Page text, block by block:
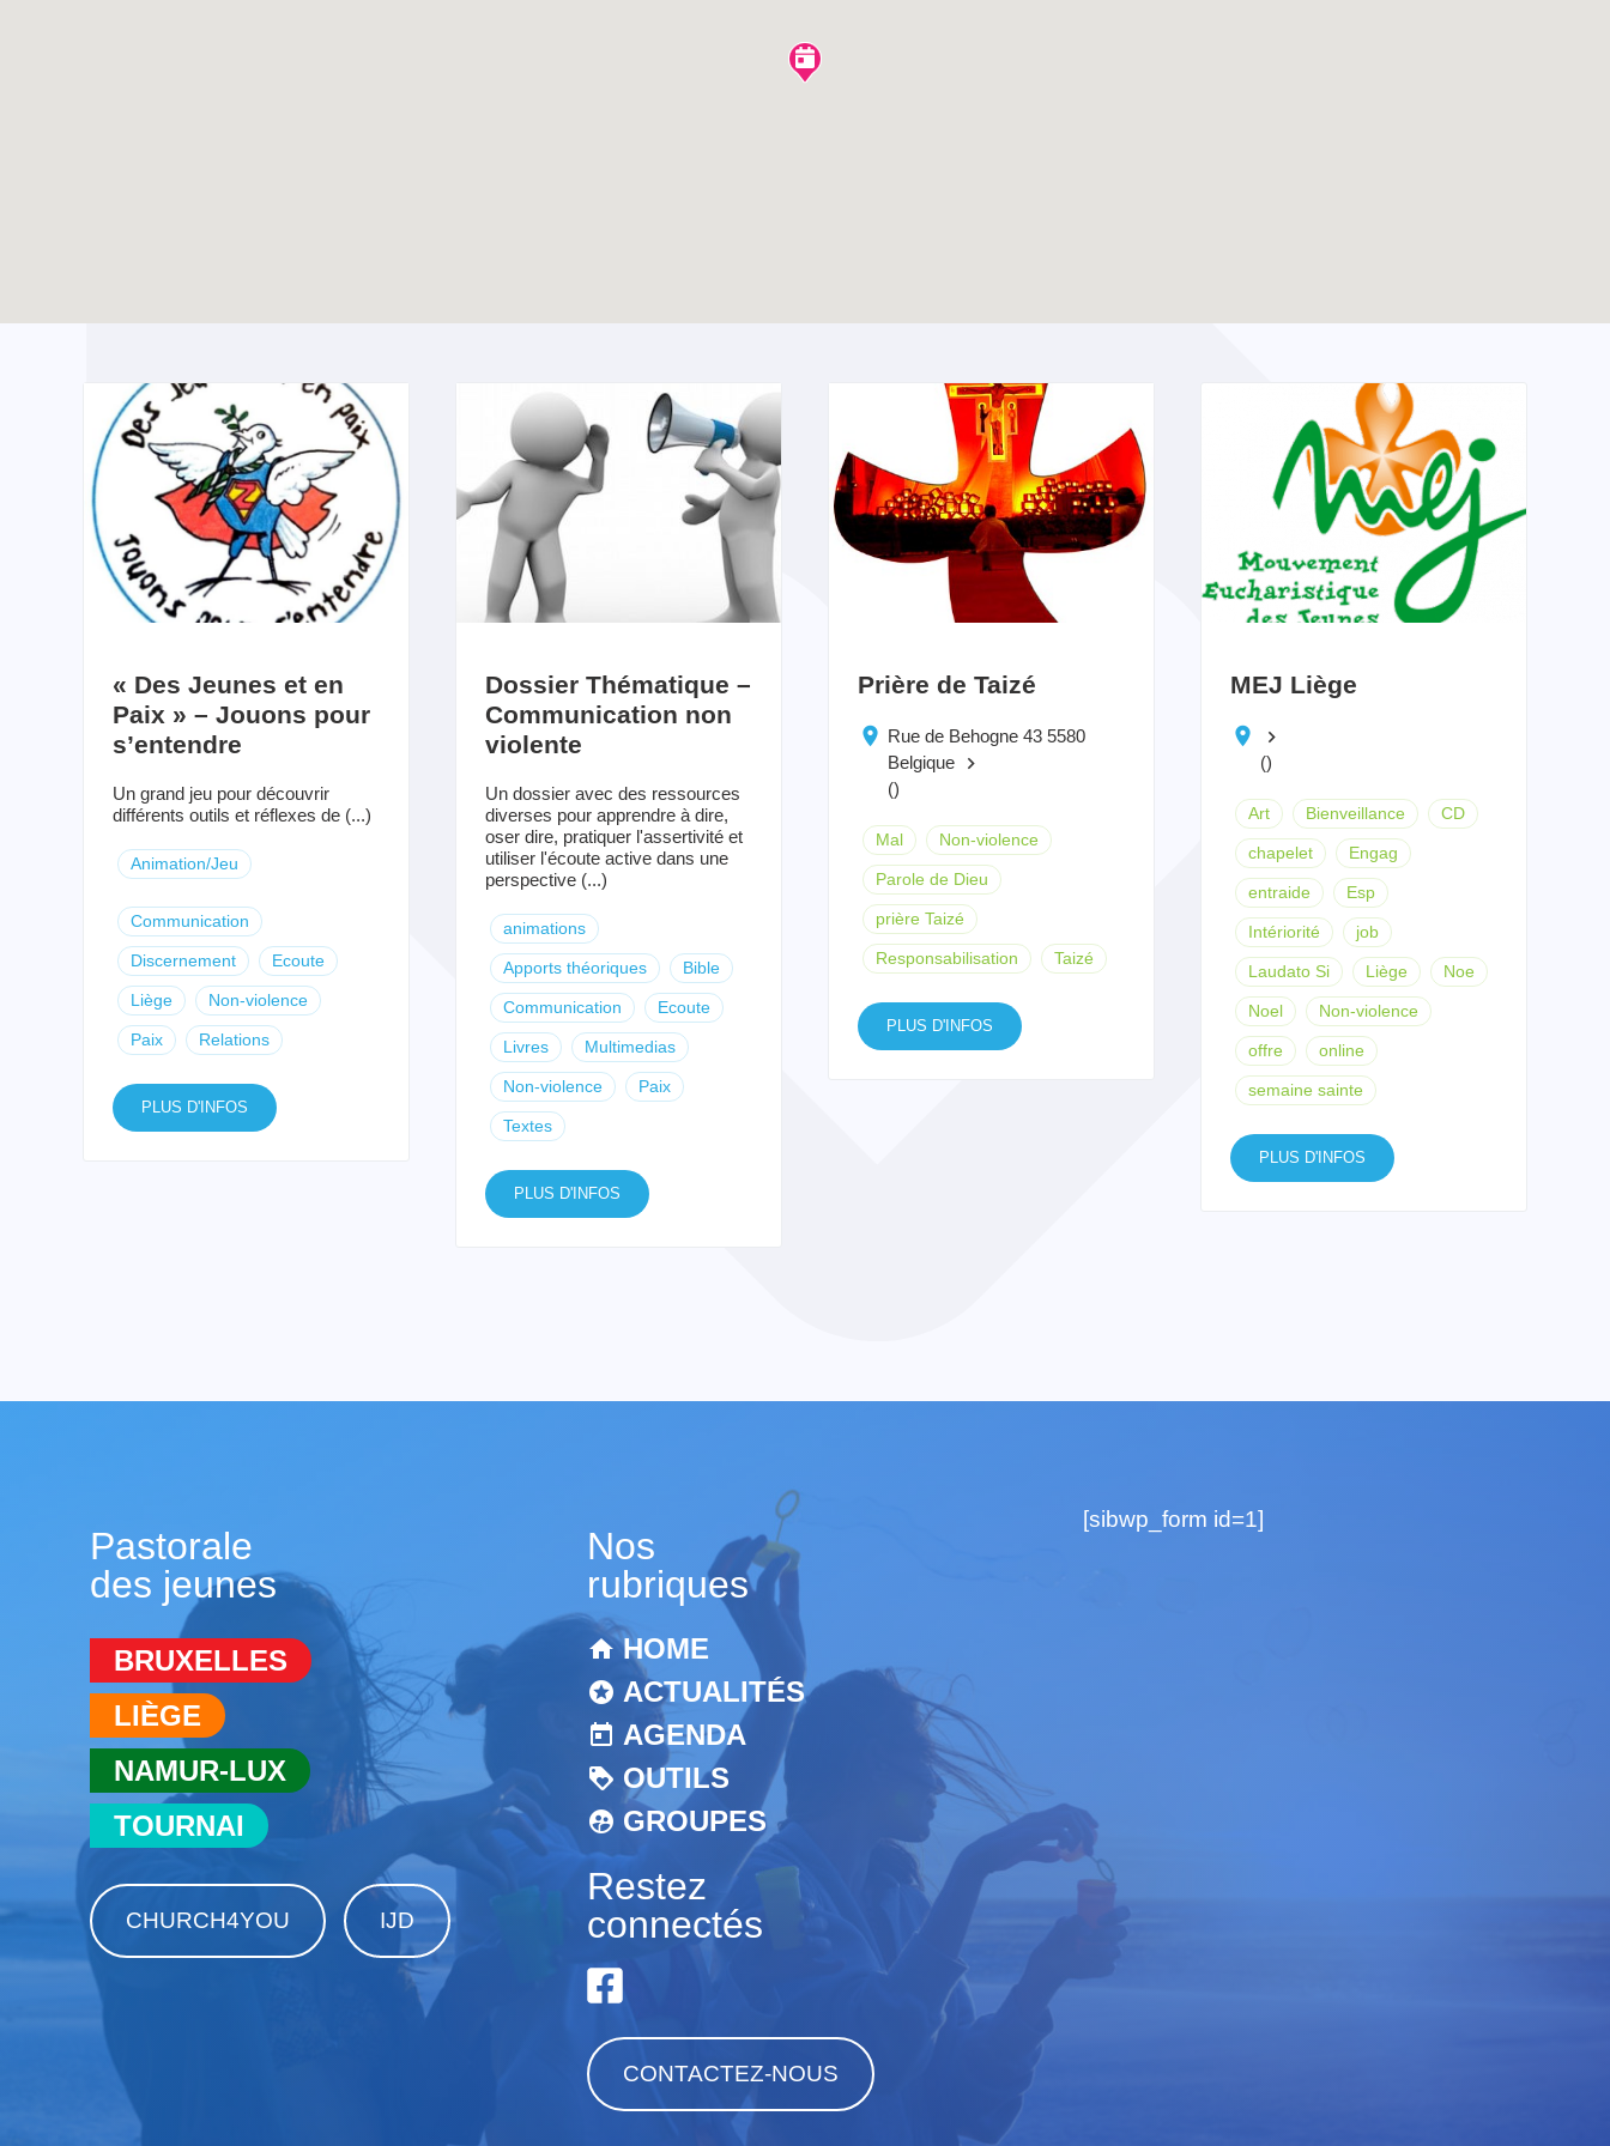
« Des Jeunes et en
Paix » – Jouons pour
s’entendre
Un grand jeu pour découvrir
différents outils et réflexes de (...)
Animation/Jeu
Communication
Discernement Ecoute
Liège Non-violence
Paix Relations
PLUS D'INFOS
Dossier Thématique –
Communication non
violente
Un dossier avec des ressources
diverses pour apprendre à dire,
oser dire, pratiquer l'assertivité et
utiliser l'écoute active dans une
perspective (...)
animations
Apports théoriques Bible
Communication Ecoute
Livres Multimedias
Non-violence Paix
Textes
PLUS D'INFOS
Prière de Taizé
Rue de Behogne 43 5580
Belgique
keyboard_arrow_right
()
Mal Non-violence
Parole de Dieu
prière Taizé
Responsabilisation Taizé
PLUS D'INFOS
MEJ Liège
keyboard_arrow_right
()
Art Bienveillance CD
chapelet Engag
entraide Esp
Intériorité job
Laudato Si Liège Noe
Noel Non-violence
offre online
semaine sainte
PLUS D'INFOS
Pastorale
des jeunes
BRUXELLES
LIÈGE
NAMUR-LUX
TOURNAI
CHURCH4YOU IJD
Nos
rubriques
HOME
ACTUALITÉS
AGENDA
OUTILS
GROUPES
Restez
connectés
CONTACTEZ-NOUS
[sibwp_form id=1]